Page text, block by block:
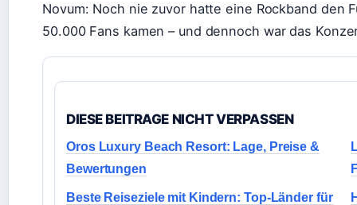
Novum: Noch nie zuvor hatte eine Rockband den
50.000 Fans kamen – und dennoch war das
DIESE BEITRAGE NICHT VERPASSEN
Oros Luxury Beach Resort: Lage, Preise &
Bewertungen
Beste Reiseziele mit Kindern: Top-Länder für